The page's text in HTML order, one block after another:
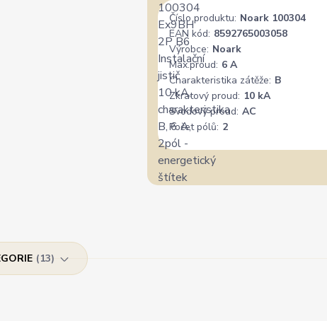
Číslo produktu: Noark 100304
EAN kód: 8592765003058
Výrobce: Noark
Max.proud: 6 A
Charakteristika zátěže: B
Zkratový proud: 10 kA
Svodový proud: AC
Počet pólů: 2
13